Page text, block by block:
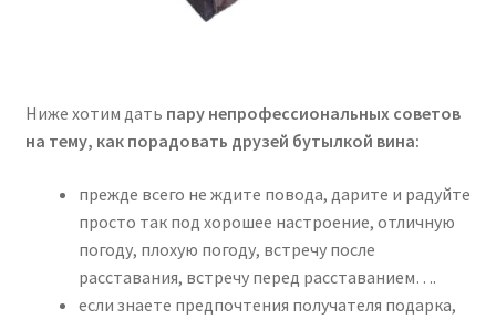
Ниже хотим дать пару непрофессиональных советов
на тему, как порадовать друзей бутылкой вина:
прежде всего не ждите повода, дарите и радуйте
просто так под хорошее настроение, отличную
погоду, плохую погоду, встречу после
расставания, встречу перед расставанием….
если знаете предпочтения получателя подарка,